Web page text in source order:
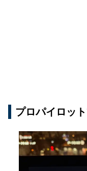
プロパイロッ